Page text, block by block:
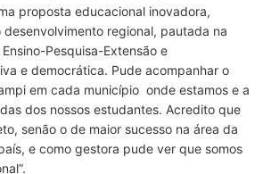
proposta educacional inovadora,
regional, pautada na
Pesquisa-Extensão e
e democrática. Pude acompanhar o
em cada município onde estamos e a
dos nossos estudantes. Acredito que
senão o de maior sucesso na área da
e como gestora pude ver que somos